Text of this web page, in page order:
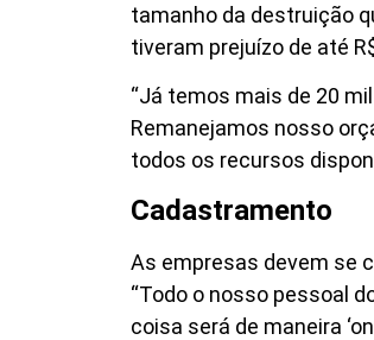
tamanho da destruição
tiveram prejuízo de até
“Já temos mais de 20
Remanejamos nosso
todos os recursos
Cadastramento
As empresas devem se
“Todo o nosso pessoal
coisa será de maneira